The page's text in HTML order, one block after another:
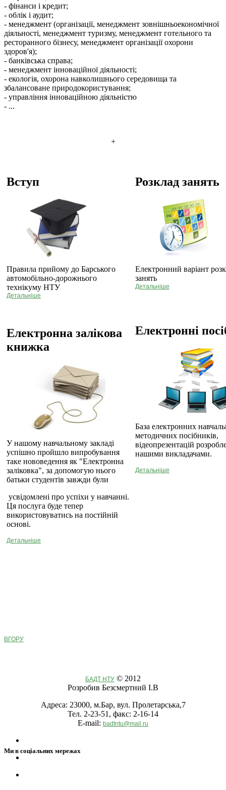
- фінанси і кредит;
- облік і аудит;
- менеджмент (організації, менеджмент зовнішньоекономічної
діяльності, менеджмент туризму, менеджмент готельного та
ресторанного бізнесу, менеджмент організації охорони
здоров'я);
- банківська справа;
- менеджмент інноваційної діяльності;
- екологія, охорона навколишнього середовища та
збалансоване природокористування;
- управління інноваційною діяльністю
- ...
+
Вступ
Правила прийому до Барського
автомобільно-дорожнього
технікуму НТУ
Детальніше
Електронна залікова
книжка
У нашому навчальному закладі
успішно пройшло випробування
таке нововедення як "Електронна
заліковка", за допомогую нього
батьки студентів завжди були
усвідомлені про успіхи у навчанні.
Ця послуга буде тепер
використовуватись на постійній
основі.
Детальніше
Розклад занять
Електронний варіант
занять
Детальніше
Електронні
База електронних
методичних посібників,
відеопрезентацій
нашими викладачами.
Детальніше
ВГОРУ
БАДТ НТУ © 2012
Розробив Безсмертний І.В
Адреса: 23000, м.Бар, вул. Пролетарська,7
Тел. 2-23-51, факс: 2-16-14
E-mail: badtntu@mail.ru
Ми в соціальних мережах